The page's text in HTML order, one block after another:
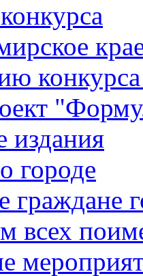
издания
городе
граждане
всех